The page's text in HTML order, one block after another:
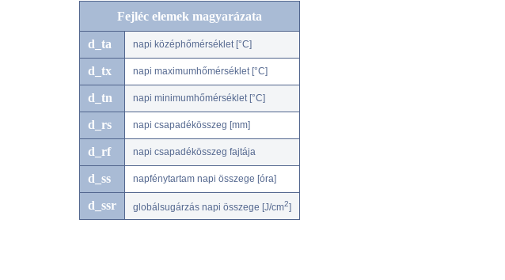
Fejléc elemek magyarázata
d_ta napi középhőmérséklet [°C]
d_tx napi maximumhőmérséklet [°C]
d_tn napi minimumhőmérséklet [°C]
d_rs napi csapadékösszeg [mm]
d_rf napi csapadékösszeg fajtája
d_ss napfénytartam napi összege [óra]
d_ssr globálsugárzás napi összege [J/cm2]